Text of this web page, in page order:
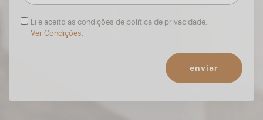
Li e aceito as condições de política de privacidade.
Ver Condições.
enviar